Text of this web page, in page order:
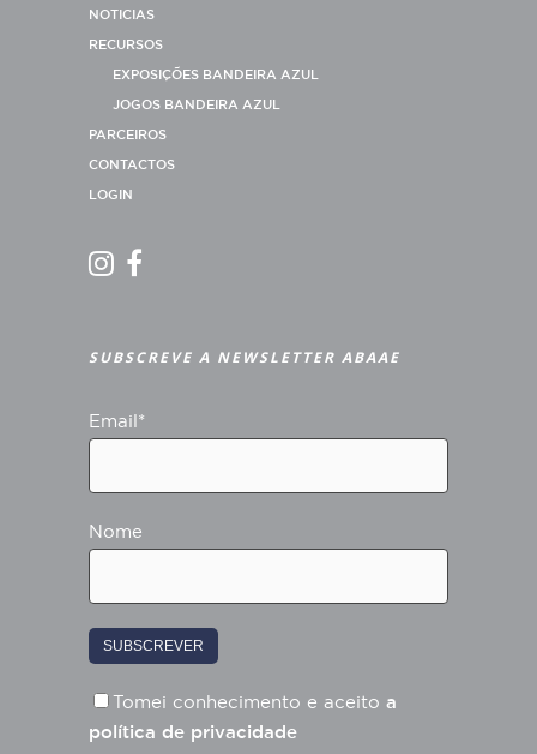
NOTICIAS
RECURSOS
EXPOSIÇÕES BANDEIRA AZUL
JOGOS BANDEIRA AZUL
PARCEIROS
CONTACTOS
LOGIN
SUBSCREVE A NEWSLETTER ABAAE
Email*
Nome
Tomei conhecimento e aceito a
política de privacidade